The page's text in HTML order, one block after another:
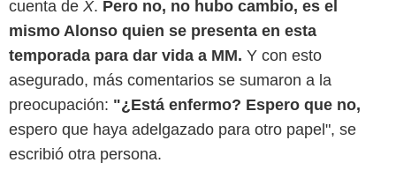
cuenta de X. Pero no, no hubo cambio, es el
mismo Alonso quien se presenta en esta
temporada para dar vida a MM. Y con esto
asegurado, más comentarios se sumaron a la
preocupación: "¿Está enfermo? Espero que no,
espero que haya adelgazado para otro papel", se
escribió otra persona.